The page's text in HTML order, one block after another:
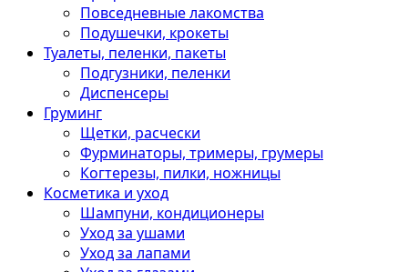
Повседневные лакомства
Подушечки, крокеты
Туалеты, пеленки, пакеты
Подгузники, пеленки
Диспенсеры
Груминг
Щетки, расчески
Фурминаторы, тримеры, грумеры
Когтерезы, пилки, ножницы
Косметика и уход
Шампуни, кондиционеры
Уход за ушами
Уход за лапами